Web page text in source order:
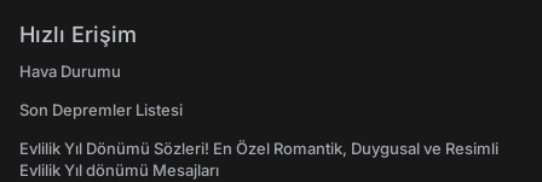
Hızlı Erişim
Hava Durumu
Son Depremler Listesi
Evlilik Yıl Dönümü Sözleri! En Özel Romantik, Duygusal ve Resimli
Evlilik Yıl dönümü Mesajları